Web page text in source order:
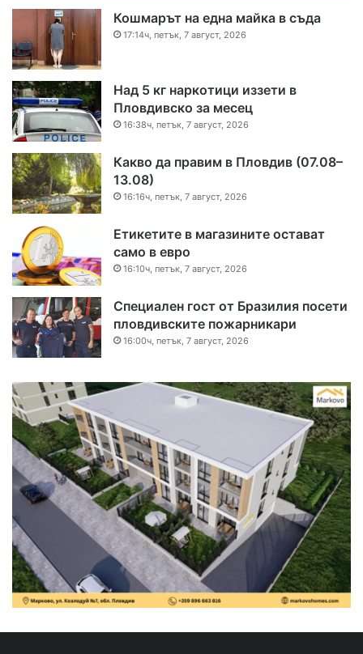
Кошмарът на една майка в съда
17:14ч, петък, 7 август, 2026
Над 5 кг наркотици иззети в
Пловдивско за месец
16:38ч, петък, 7 август, 2026
Какво да правим в Пловдив (07.08–
13.08)
16:16ч, петък, 7 август, 2026
Етикетите в магазините остават
само в евро
16:10ч, петък, 7 август, 2026
Специален гост от Бразилия посети
пловдивските пожарникари
16:00ч, петък, 7 август, 2026